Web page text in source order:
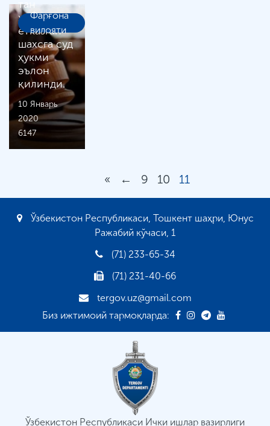
Фарғона
вилояти
тан
жароҳати
етказган
шахсга суд
ҳукми
эълон
қилинди.
10 Январь
2020
6147
« ← 9 10 11
Ўзбекистон Республикаси, Тошкент шаҳри, Юнус
Ражабий кўчаси, 1
(71) 233-65-34
(71) 231-40-66
tergov.uz@gmail.com
Биз ижтимоий тармоқларда:
Ўзбекистон Республикаси Ички ишлар вазирлиги